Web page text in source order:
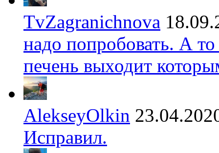
TvZagranichnova
надо попробовать. А
печень выходит
AlekseyOlkin
Исправил.